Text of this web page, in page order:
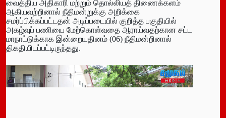
வைத்திய அதிகாரி மற்றும் தொல்லியத் திணைக்களம்
ஆகியவற்றினால் நீதிமன்றுக்கு அறிக்கை
சமர்ப்பிக்கப்பட்டதன் அடிப்படையில் குறித்த பகுதியில்
அகழ்வுப் பணியை மேற்கொள்வதை ஆராய்வதற்கான சட்ட
மாநாட்டுக்காக இன்றையதினம் (06) நீதிமன்றினால்
திகதியிடப்பட்டிருந்தது.